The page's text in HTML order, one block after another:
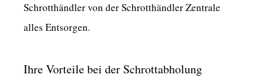
Schrotthändler von der Schrotthändler Zentrale
alles Entsorgen.
Ihre Vorteile bei der Schrottabholung